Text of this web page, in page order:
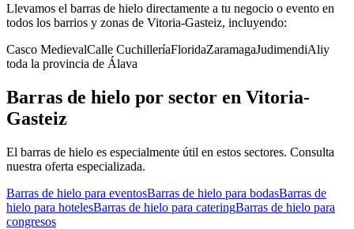
Llevamos el barras de hielo directamente a tu negocio o evento en
todos los barrios y zonas de Vitoria-Gasteiz, incluyendo:
Casco MedievalCalle CuchilleríaFloridaZaramagaJudimendiAliy
toda la provincia de Álava
Barras de hielo por sector en Vitoria-
Gasteiz
El barras de hielo es especialmente útil en estos sectores. Consulta
nuestra oferta especializada.
Barras de hielo para eventosBarras de hielo para bodasBarras de
hielo para hotelesBarras de hielo para cateringBarras de hielo para
congresos